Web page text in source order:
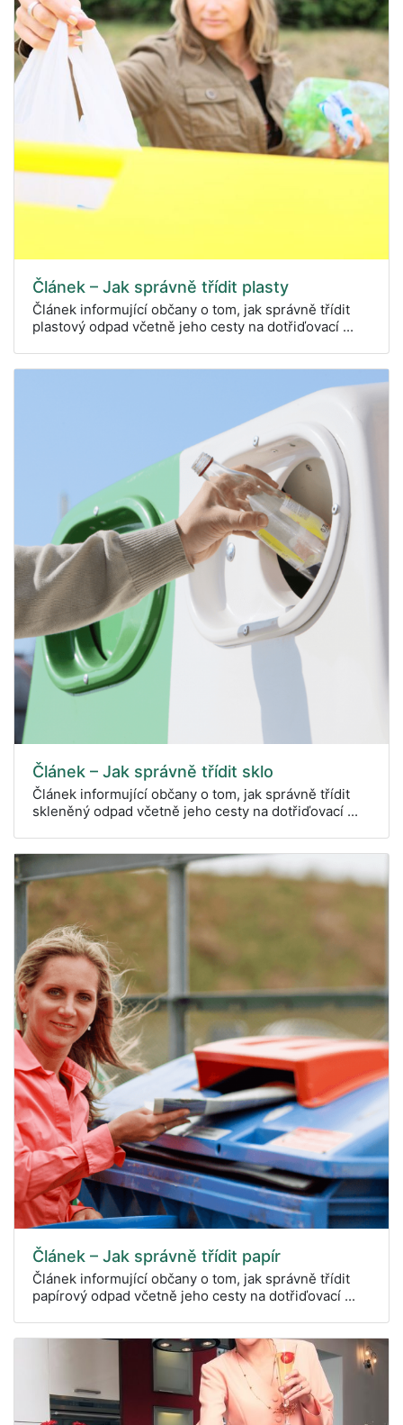
Článek – Jak správně třídit plasty
Článek informující občany o tom, jak správně třídit
plastový odpad včetně jeho cesty na dotřiďovací ...
Článek – Jak správně třídit sklo
Článek informující občany o tom, jak správně třídit
skleněný odpad včetně jeho cesty na dotřiďovací ...
Článek – Jak správně třídit papír
Článek informující občany o tom, jak správně třídit
papírový odpad včetně jeho cesty na dotřiďovací ...